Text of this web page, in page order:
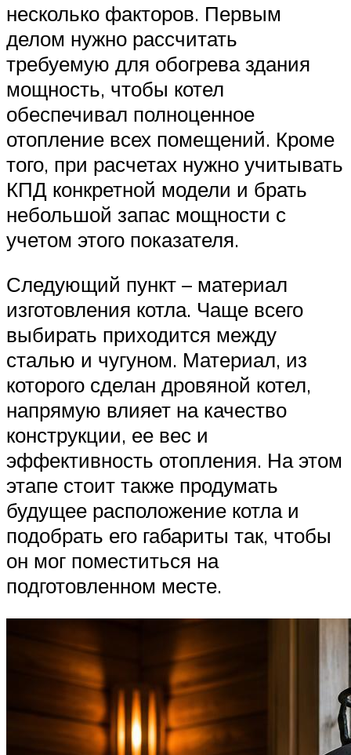
несколько факторов. Первым
делом нужно рассчитать
требуемую для обогрева здания
мощность, чтобы котел
обеспечивал полноценное
отопление всех помещений. Кроме
того, при расчетах нужно учитывать
КПД конкретной модели и брать
небольшой запас мощности с
учетом этого показателя.
Следующий пункт – материал
изготовления котла. Чаще всего
выбирать приходится между
сталью и чугуном. Материал, из
которого сделан дровяной котел,
напрямую влияет на качество
конструкции, ее вес и
эффективность отопления. На этом
этапе стоит также продумать
будущее расположение котла и
подобрать его габариты так, чтобы
он мог поместиться на
подготовленном месте.